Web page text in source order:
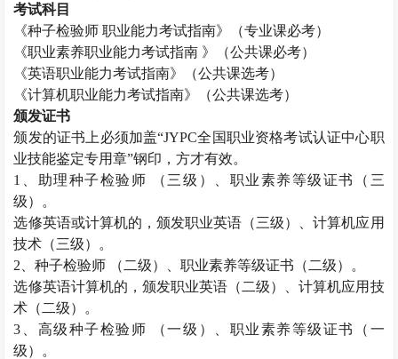
考试科目
《种子检验师 职业能力考试指南》（专业课必考）
《职业素养职业能力考试指南 》（公共课必考）
《英语职业能力考试指南》（公共课选考）
《计算机职业能力考试指南》（公共课选考）
颁发证书
颁发的证书上必须加盖“JYPC全国职业资格考试认证中心职
业技能鉴定专用章”钢印，方才有效。
1、助理种子检验师
（三级）、职业素养等级证书（三
级）。
选修英语或计算机的，颁发职业英语（三级）、计算机应用
技术（三级）。
2、种子检验师
（二级）、职业素养等级证书（二级）。
选修英语计算机的，颁发职业英语（二级）、计算机应用技
术（二级）。
3、高级种子检验师
（一级）、职业素养等级证书（一
级）。